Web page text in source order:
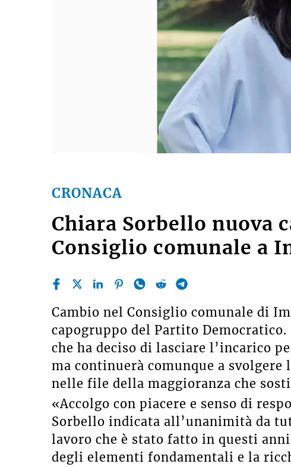
CRONACA
Chiara Sorbello nuova
Consiglio comunale a
Cambio nel Consiglio comunale di
capogruppo del Partito
che ha deciso di lasciare l’incarico
ma continuerà comunque a
nelle file della maggioranza che
«Accolgo con piacere e senso di
Sorbello indicata all’unanimità da
lavoro che è stato fatto in questi
degli elementi fondamentali e la